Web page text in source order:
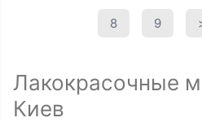
8 9
Лакокрасочные
Киев